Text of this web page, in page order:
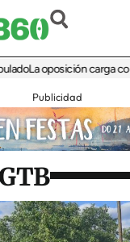
oposición carga contra la
Publicidad